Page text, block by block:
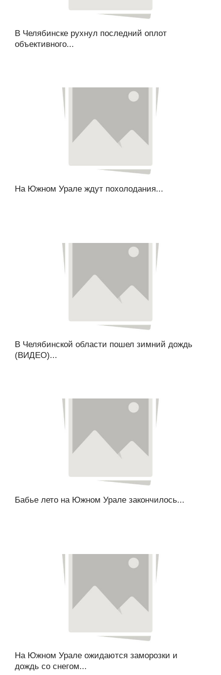
В Челябинске рухнул последний оплот
объективного...
На Южном Урале ждут похолодания...
В Челябинской области пошел зимний дождь
(ВИДЕО)...
Бабье лето на Южном Урале закончилось...
На Южном Урале ожидаются заморозки и
дождь со снегом...